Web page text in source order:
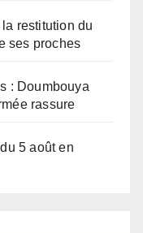
restitution du
ses proches
: Doumbouya
rassure
5 août en